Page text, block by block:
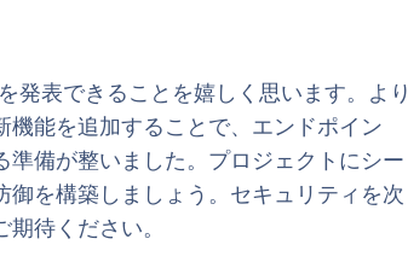
発表できることを嬉しく思います。より
能を追加することで、エンドポイン
準備が整いました。プロジェクトにシー
を構築しましょう。セキュリティを次
待ください。